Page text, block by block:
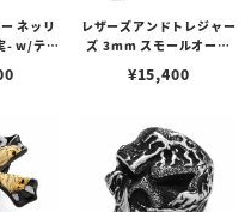
ネッリ
- w/ティ
レザーズアンドトレジャー
ズ 3mm スモールオーバ
ブスタークラスプ＆LTロ
¥15,400